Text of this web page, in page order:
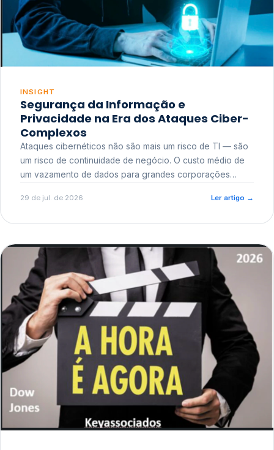
INSIGHT
Segurança da Informação e
Privacidade na Era dos Ataques Ciber-
Complexos
Ataques cibernéticos não são mais um risco de TI — são
um risco de continuidade de negócio. O custo médio de
um vazamento de dados para grandes corporações
reputacional e o risco regulatório junto a órgãos como a
29 de jul. de 2026 Ler artigo →